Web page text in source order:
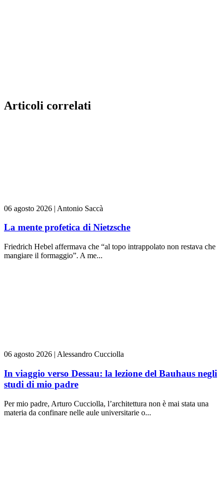
Articoli correlati
06 agosto 2026 | Antonio Saccà
La mente profetica di Nietzsche
Friedrich Hebel affermava che “al topo intrappolato non restava che
mangiare il formaggio”. A me...
06 agosto 2026 | Alessandro Cucciolla
In viaggio verso Dessau: la lezione del Bauhaus negli
studi di mio padre
Per mio padre, Arturo Cucciolla, l’architettura non è mai stata una
materia da confinare nelle aule universitarie o...